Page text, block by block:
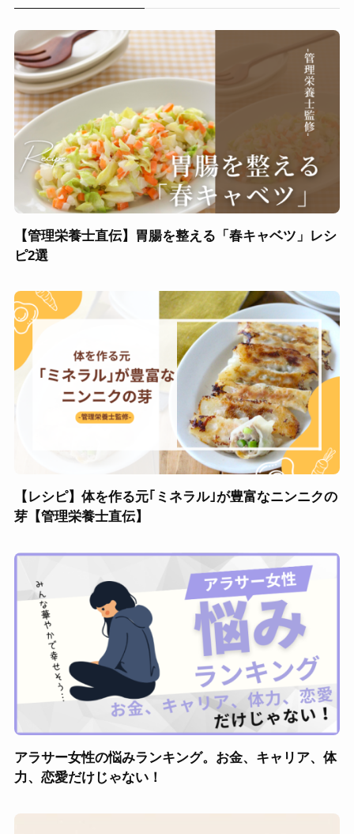
【管理栄養士直伝】胃腸を整える「春キャベツ」レシ
ピ2選
【レシピ】体を作る元｢ミネラル｣が豊富なニンニクの
芽【管理栄養士直伝】
アラサー女性の悩みランキング。お金、キャリア、体
力、恋愛だけじゃない！